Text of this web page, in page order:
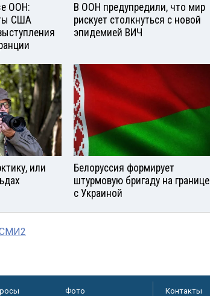
ООН:
США
В ООН предупредили, что мир
рискует столкнуться с новой
эпидемией ВИЧ
или
Белоруссия формирует
штурмовую бригаду на границе
с Украиной
СМИ2
Фото Контакты